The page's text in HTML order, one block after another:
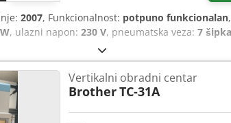
2007, Funkcionalnost: potpuno funkcionalan
, ulazni napon: 230 V, pneumatska veza: 7 šipka
Vertikalni obradni centar
BrotherTC-31A